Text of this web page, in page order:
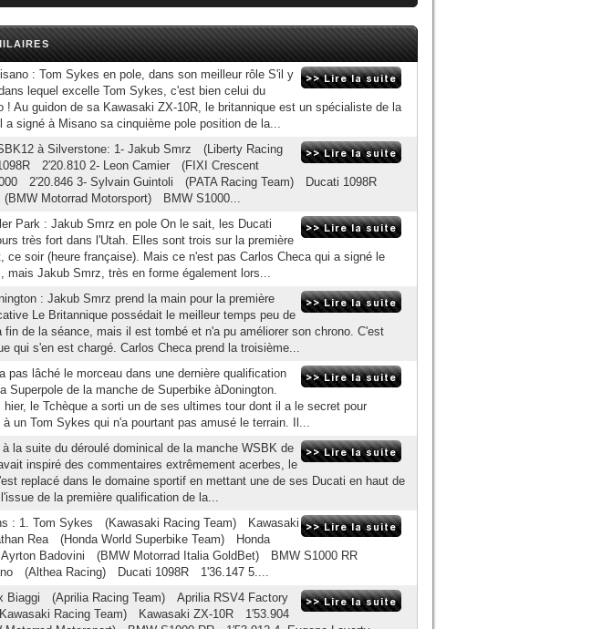
: Tom Sykes en pole, dans son meilleur rôle S'il y
lequel excelle Tom Sykes, c'est bien celui du
! Au guidon de sa Kawasaki ZX-10R, le britannique est un spécialiste de la
a signé à Misano sa cinquième pole position de la...
à Silverstone: 1- Jakub Smrz (Liberty Racing
2′20.810 2- Leon Camier (FIXI Crescent
2′20.846 3- Sylvain Guintoli (PATA Racing Team) Ducati 1098R
(BMW Motorrad Motorsport) BMW S1000...
Park : Jakub Smrz en pole On le sait, les Ducati
très fort dans l'Utah. Elles sont trois sur la première
ce soir (heure française). Mais ce n'est pas Carlos Checa qui a signé le
mais Jakub Smrz, très en forme également lors...
: Jakub Smrz prend la main pour la première
Le Britannique possédait le meilleur temps peu de
fin de la séance, mais il est tombé et n'a pu améliorer son chrono. C'est
qui s'en est chargé. Carlos Checa prend la troisième...
pas lâché le morceau dans une dernière qualification
Superpole de la manche de Superbike àDonington.
hier, le Tchèque a sorti un de ses ultimes tour dont il a le secret pour
un Tom Sykes qui n'a pourtant pas amusé le terrain. Il...
la suite du déroulé dominical de la manche WSBK de
inspiré des commentaires extrêmement acerbes, le
replacé dans le domaine sportif en mettant une de ses Ducati en haut de
de la première qualification de la...
: 1. Tom Sykes (Kawasaki Racing Team) Kawasaki
Rea (Honda World Superbike Team) Honda
Badovini (BMW Motorrad Italia GoldBet) BMW S1000 RR
(Althea Racing) Ducati 1098R 1'36.147 5....
Biaggi (Aprilia Racing Team) Aprilia RSV4 Factory
Racing Team) Kawasaki ZX-10R 1′53.904